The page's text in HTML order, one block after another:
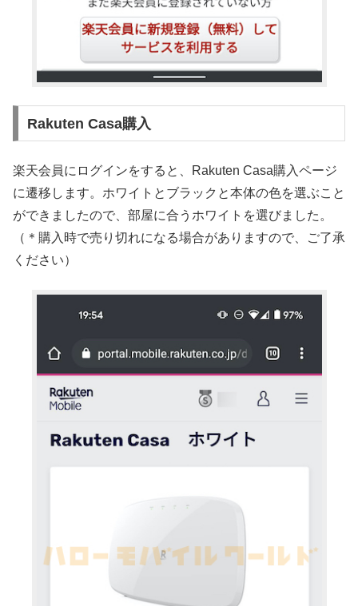
Rakuten Casa購入
楽天会員にログインをすると、Rakuten Casa購入ページ
に遷移します。ホワイトとブラックと本体の色を選ぶこと
ができましたので、部屋に合うホワイトを選びました。
（＊購入時で売り切れになる場合がありますので、ご了承
ください）